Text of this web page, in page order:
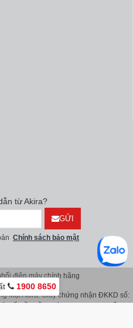
từ Akira?
GỬI
Chính sách bảo mật
điện máy chính hãng
Mại Akira. Giấy chứng nhận ĐKKD số:
1900 8650